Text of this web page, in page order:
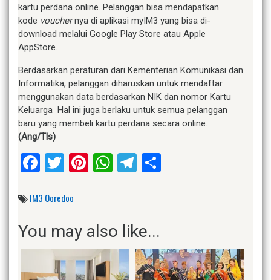
kartu perdana online. Pelanggan bisa mendapatkan
kode vouchernya di aplikasi myIM3 yang bisa di-
download melalui Google Play Store atau Apple
AppStore.
Berdasarkan peraturan dari Kementerian Komunikasi dan
Informatika, pelanggan diharuskan untuk mendaftar
menggunakan data berdasarkan NIK dan nomor Kartu
Keluarga Hal ini juga berlaku untuk semua pelanggan
baru yang membeli kartu perdana secara online.
(Ang/Tls)
Facebook
Twitter
Pinterest
WhatsApp
Telegram
IM3 Ooredoo
You may also like...